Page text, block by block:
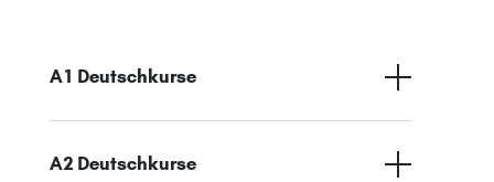
A1 Deutschkurse
A2 Deutschkurse